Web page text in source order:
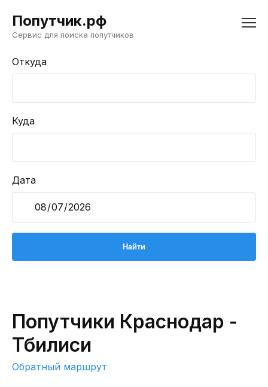
Попутчик.рф
Сервис для поиска попутчиков
Откуда
Куда
Дата
Попутчики Краснодар -
Тбилиси
Обратный маршрут